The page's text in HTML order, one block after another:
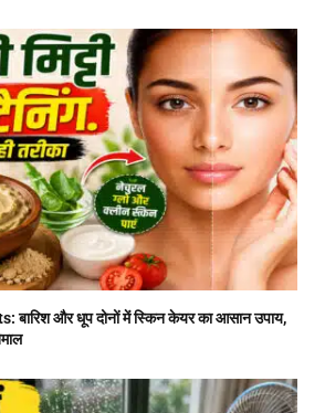
और धूप दोनों में स्किन केयर का आसान उपाय,